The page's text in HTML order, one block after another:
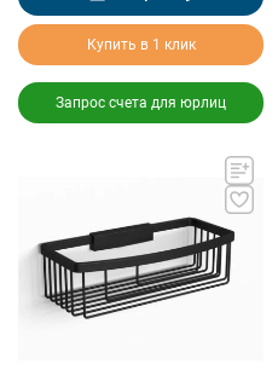
Купить в 1 клик
Запрос счета для юрлиц